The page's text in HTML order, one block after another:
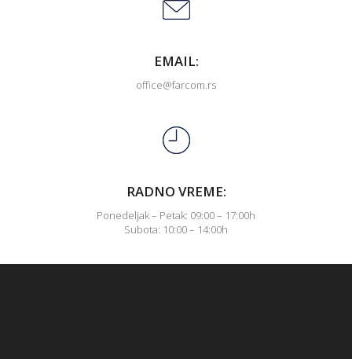
EMAIL:
office@farcom.rs
RADNO VREME:
Ponedeljak – Petak: 09:00 – 17:00h
Subota: 10:00 – 14:00h